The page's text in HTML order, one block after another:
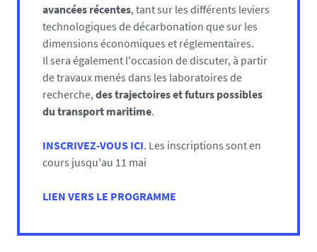
avancées récentes, tant sur les différents leviers
technologiques de décarbonation que sur les
dimensions économiques et réglementaires.
Il sera également l'occasion de discuter, à partir
de travaux menés dans les laboratoires de
recherche, des trajectoires et futurs possibles
du transport maritime.
INSCRIVEZ-VOUS ICI. Les inscriptions sont en
cours jusqu'au 11 mai
LIEN VERS LE PROGRAMME